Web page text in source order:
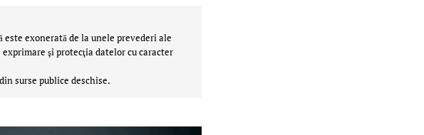
exonerată de la unele prevederi ale
şi protecţia datelor cu caracter
surse publice deschise.